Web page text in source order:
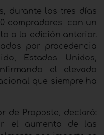
durante los tres días
compradores
con un
a la edición anterior.
por procedencia
Estados Unidos,
el elevado
que siempre ha
de Proposte, declaró:
el aumento de las